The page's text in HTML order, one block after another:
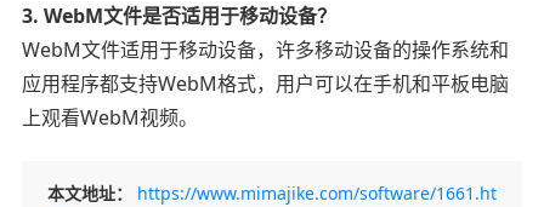
3. WebM文件是否适用于移动设备？
WebM文件适用于移动设备，许多移动设备的操作系统和
应用程序都支持WebM格式，用户可以在手机和平板电脑
上观看WebM视频。
本文地址：
https://www.mimajike.com/software/1661.ht